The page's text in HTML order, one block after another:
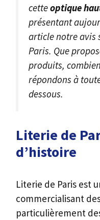
cetteoptique
présentant
article notre avis
Paris. Que
produits,
répondons à
dessous.
Literie de
d’histoire
Literie de Paris est
commercialisant
particulièrement